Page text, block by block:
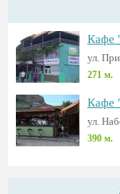
Кафе
ул.
271 м.
Кафе
ул.
390 м.